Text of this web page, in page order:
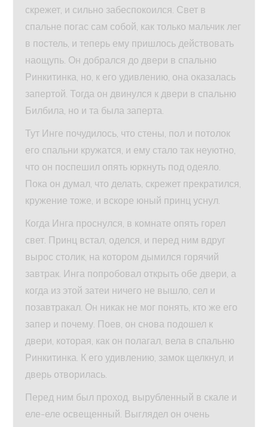
скрежет, и сильно забеспокоился. Свет в
спальне погас сам собой, как только мальчик лег
в постель, и теперь ему пришлось действовать
наощупь. Он добрался до двери в спальню
Ринкитинка, но, к его удивлению, она оказалась
запертой. Тогда он двинулся к двери в спальню
Билбила, но и та была заперта.
Тут Инге почудилось, что стены, пол и потолок
его спальни кружатся, и ему стало так неуютно,
что он поспешил опять юркнуть под одеяло.
Пока он думал, что делать, скрежет прекратился,
кружение тоже, и вскоре юный принц уснул.
Когда Инга проснулся, в комнате опять горел
свет. Принц встал, оделся, и перед ним вдруг
вырос столик, на котором дымился горячий
завтрак. Инга попробовал открыть обе двери, а
когда из этой затеи ничего не вышло, сел и
позавтракал. Он никак не мог понять, кто же его
запер и почему. Поев, он снова подошел к
двери, которая, как он полагал, вела в спальню
Ринкитинка. К его удивлению, замок щелкнул, и
дверь отворилась.
Перед ним был проход, вырубленный в скале и
еле-еле освещенный. Выглядел он очень